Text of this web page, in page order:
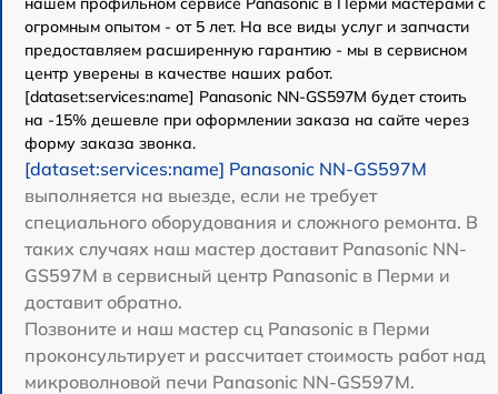
огромным опытом - от 5 лет. На все виды услуг и запчасти
предоставляем расширенную гарантию - мы в сервисном
центр уверены в качестве наших работ.
[dataset:services:name] Panasonic NN-GS597M будет стоить
на -15% дешевле при оформлении заказа на сайте через
форму заказа звонка.
[dataset:services:name] Panasonic NN-GS597M
выполняется на выезде, если не требует
специального оборудования и сложного ремонта. В
таких случаях наш мастер доставит Panasonic NN-
GS597M в сервисный центр Panasonic в Перми и
доставит обратно.
Позвоните и наш мастер сц Panasonic в Перми
проконсультирует и рассчитает стоимость работ над
микроволновой печи Panasonic NN-GS597M.